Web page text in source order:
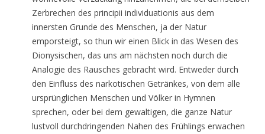
Zerbrechen des principii individuationis aus dem
innersten Grunde des Menschen, ja der Natur
emporsteigt, so thun wir einen Blick in das Wesen des
Dionysischen, das uns am nächsten noch durch die
Analogie des Rausches gebracht wird. Entweder durch
den Einfluss des narkotischen Getränkes, von dem alle
ursprünglichen Menschen und Völker in Hymnen
sprechen, oder bei dem gewaltigen, die ganze Natur
lustvoll durchdringenden Nahen des Frühlings erwachen